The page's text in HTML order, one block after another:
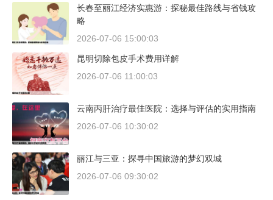
长春至丽江经济实惠游：探秘最佳路线与省钱攻
略
2026-07-06 15:00:03
昆明切除包皮手术费用详解
2026-07-06 11:00:03
云南丙肝治疗最佳医院：选择与评估的实用指南
2026-07-06 10:30:02
丽江与三亚：探寻中国旅游的梦幻双城
2026-07-06 09:30:02